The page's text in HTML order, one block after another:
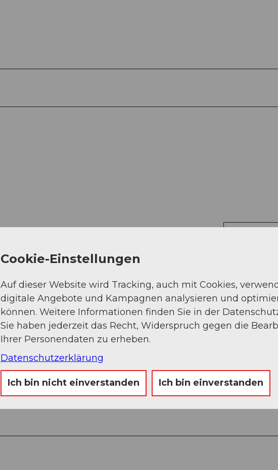
Cookie-Einstellungen
Auf dieser Website wird Tracking, auch mit Cookies,
digitale Angebote und Kampagnen analysieren und
können. Weitere Informationen finden Sie in der
Sie haben jederzeit das Recht, Widerspruch gegen die
Ihrer Personendaten zu erheben.
Datenschutzerklärung
Ich bin nicht einverstanden Ich bin einverstanden